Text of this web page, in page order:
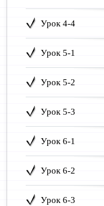
Урок 4-4
Урок 5-1
Урок 5-2
Урок 5-3
Урок 6-1
Урок 6-2
Урок 6-3